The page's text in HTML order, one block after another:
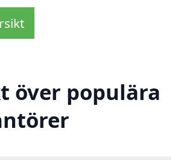
över populära